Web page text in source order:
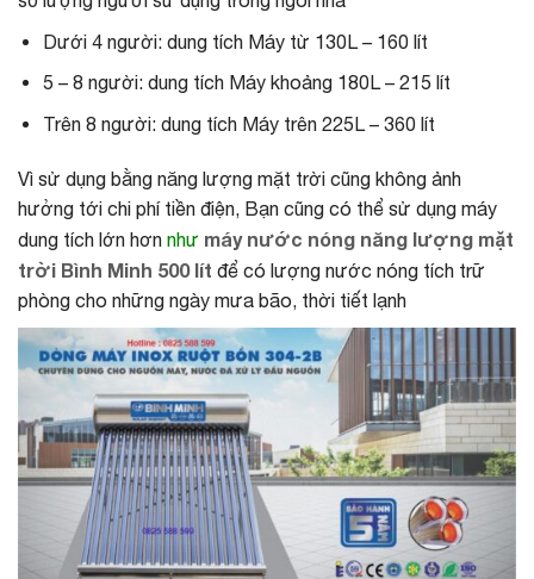
Dưới 4 người: dung tích Máy từ 130L – 160 lít
5 – 8 người: dung tích Máy khoảng 180L – 215 lít
Trên 8 người: dung tích Máy trên 225L – 360 lít
Vì sử dụng bằng năng lượng mặt trời cũng không ảnh
hưởng tới chi phí tiền điện, Bạn cũng có thể sử dụng máy
dung tích lớn hơn như máy nước nóng năng lượng mặt
trời Bình Minh 500 lít để có lượng nước nóng tích trữ
phòng cho những ngày mưa bão, thời tiết lạnh